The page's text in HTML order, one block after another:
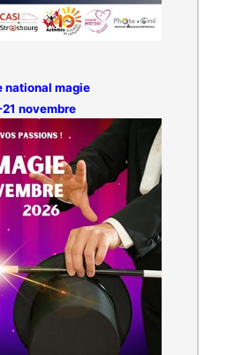
national magie
novembre